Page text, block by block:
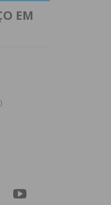
EM